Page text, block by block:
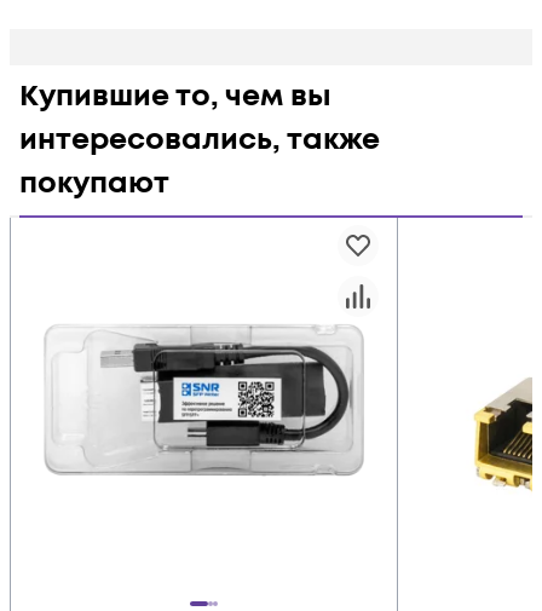
Купившие то, чем вы
интересовались, также
покупают